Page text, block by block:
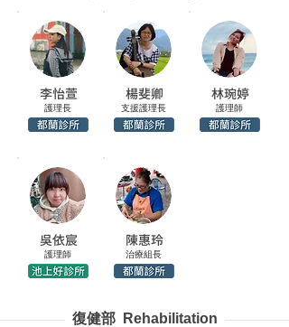
李怡萱
護理長
吳依宸
護理師
楊斐卿
支援護理長
陳惠玲
治療組長
林琬婷
護理師
復健部 Rehabilitation